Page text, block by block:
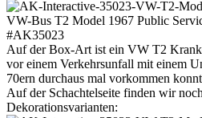
Auf der Box-Art ist ein VW T2
vor einem Verkehrsunfall mit einem
70ern durchaus mal vorkommen
Auf der Schachtelseite finden wir
Dekorationsvarianten: